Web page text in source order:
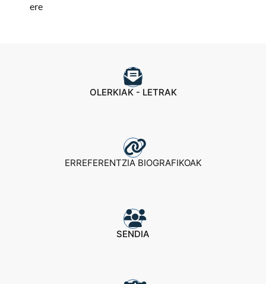
ere
OLERKIAK - LETRAK
ERREFERENTZIA BIOGRAFIKOAK
SENDIA